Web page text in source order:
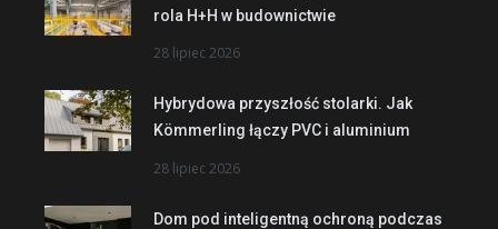
rola H+H w budownictwie
28 lipiec 2026
Hybrydowa przyszłość stolarki. Jak
Kömmerling łączy PVC i aluminium
28 lipiec 2026
Dom pod inteligentną ochroną podczas